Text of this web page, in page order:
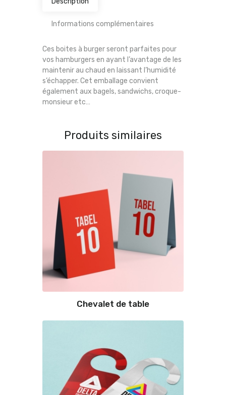
Informations complémentaires
Ces boites à burger seront parfaites pour
vos hamburgers en ayant l’avantage de les
maintenir au chaud en laissant l’humidité
s’échapper. Cet emballage convient
également aux bagels, sandwichs, croque-
monsieur etc…
Produits similaires
Chevalet de table